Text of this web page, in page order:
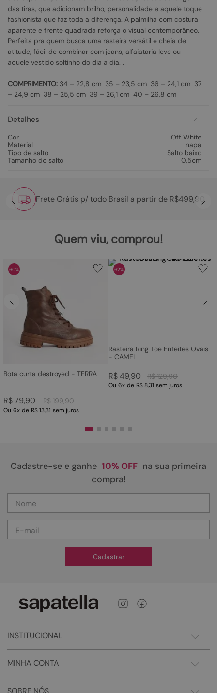
das tiras, que adicionam brilho, personalidade e aquele toque
fashionista que faz toda a diferença. A palmilha com costura
aparente e frente quadrada reforça o visual contemporâneo.
Perfeita pra quem busca uma rasteira versátil e cheia de
atitude, fácil de combinar com jeans, alfaiataria leve ou
aquele vestido soltinho do dia a dia. .
COMPRIMENTO: 34 – 22,8 cm 35 – 23,5 cm 36 – 24,1 cm 37
– 24,9 cm 38 – 25,5 cm 39 – 26,1 cm 40 – 26,8 cm
Detalhes
Cor
Off White
Material
napa
Tipo de salto
Salto baixo
Tamanho do salto
0,5cm
Frete Grátis p/ todo Brasil a partir de R$499,90
Quem viu, comprou!
60%
Bota curta destroyed - TERRA
R$ 199,90
R$79,90
Ou 6x de R$ 13,31 sem juros
62%
Rasteira Ring Toe Enfeites Ovais
- CAMEL
R$ 129,90
R$49,90
Ou 6x de R$ 8,31 sem juros
Cadastre-se e ganhe 10% OFF na sua primeira
compra!
Cadastrar
INSTITUCIONAL
MINHA CONTA
SOBRE NÓS